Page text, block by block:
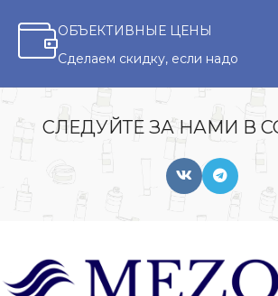
ОБЪЕКТИВНЫЕ ЦЕНЫ
Сделаем скидку, если надо
СЛЕДУЙТЕ ЗА НАМИ В